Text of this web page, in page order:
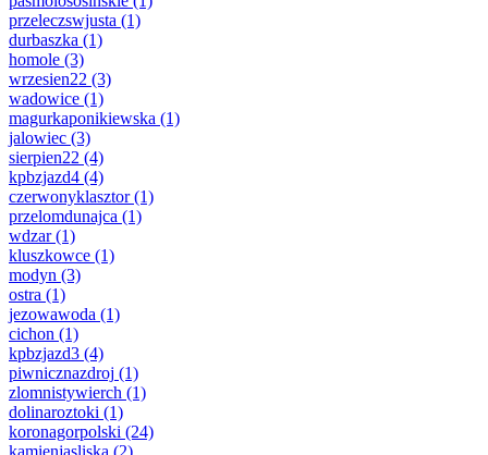
przeleczswjusta (1)
durbaszka (1)
homole (3)
wrzesien22 (3)
wadowice (1)
magurkaponikiewska (1)
jalowiec (3)
sierpien22 (4)
kpbzjazd4 (4)
czerwonyklasztor(1)
przelomdunajca (1)
wdzar(1)
kluszkowce (1)
modyn (3)
ostra (1)
jezowawoda (1)
cichon (1)
kpbzjazd3 (4)
piwnicznazdroj (1)
zlomnistywierch (1)
dolinaroztoki (1)
koronagorpolski (24)